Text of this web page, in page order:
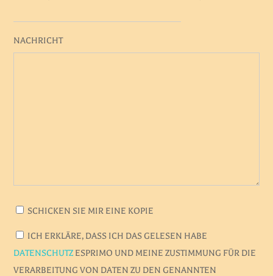
NACHRICHT
SCHICKEN SIE MIR EINE KOPIE
ICH ERKLÄRE, DASS ICH DAS GELESEN HABE
DATENSCHUTZESPRIMO UND MEINE ZUSTIMMUNG FÜR DIE
VERARBEITUNG VON DATEN ZU DEN GENANNTEN